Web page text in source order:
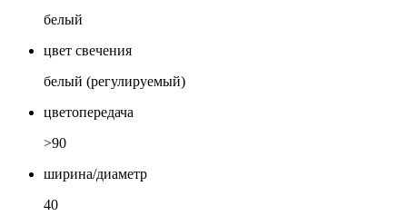
белый
цвет свечения
белый (регулируемый)
цветопередача
>90
ширина/диаметр
40